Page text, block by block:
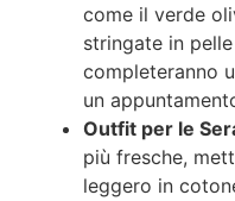
come il verde
stringate in
completeranno
un
Outfit per le
più fresche,
leggero in